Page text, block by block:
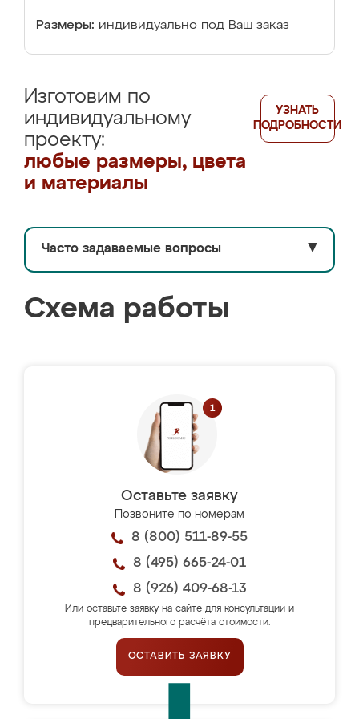
Размеры: индивидуально под Ваш заказ
Изготовим по
индивидуальному
проекту:
любые размеры, цвета
и материалы
УЗНАТЬ
ПОДРОБНОСТИ
Часто задаваемые вопросы ▼
Схема работы
Оставьте заявку
Позвоните по номерам
8 (800) 511-89-55
8 (495) 665-24-01
8 (926) 409-68-13
Или оставьте заявку на сайте для консультации и
предварительного расчёта стоимости.
ОСТАВИТЬ ЗАЯВКУ